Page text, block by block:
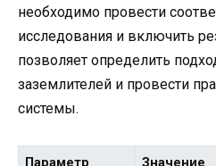
необходимо провести
исследования и включить
позволяет определить
заземлителей и провести
системы.
Параметр Значение